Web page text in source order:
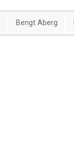
Bengt Aberg